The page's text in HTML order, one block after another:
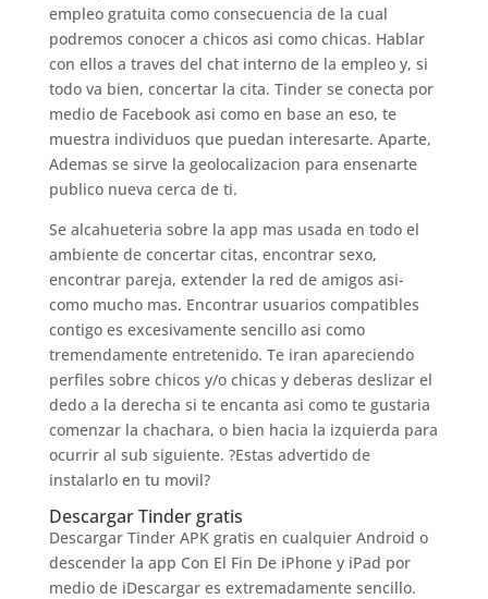
empleo gratuita como consecuencia de la cual
podremos conocer a chicos asi­ como chicas. Hablar
con ellos a traves del chat interno de la empleo y, si
todo va bien, concertar la cita. Tinder se conecta por
medio de Facebook asi­ como en base an eso, te
muestra individuos que puedan interesarte. Aparte,
Ademas se sirve la geolocalizacion para ensenarte
publico nueva cerca de ti.
Se alcahueteria sobre la app mas usada en todo el
ambiente de concertar citas, encontrar sexo,
encontrar pareja, extender la red de amigos asi­
como mucho mas. Encontrar usuarios compatibles
contigo es excesivamente sencillo asi­ como
tremendamente entretenido. Te iran apareciendo
perfiles sobre chicos y/o chicas y deberas deslizar el
dedo a la derecha si te encanta asi­ como te gustaria
comenzar la chachara, o bien hacia la izquierda para
ocurrir al sub siguiente. ?Estas advertido de
instalarlo en tu movil?
Descargar Tinder gratis
Descargar Tinder APK gratis en cualquier Android o
descender la app Con El Fin De iPhone y iPad por
medio de iDescargar es extremadamente sencillo.